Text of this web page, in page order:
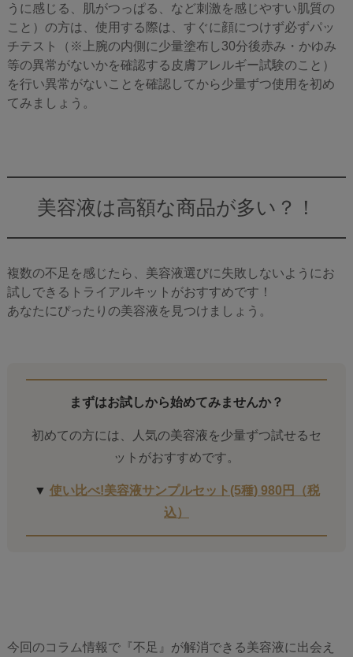
うに感じる、肌がつっぱる、など刺激を感じやすい肌質の
こと）の方は、使用する際は、すぐに顔につけず必ずパッ
チテスト（※上腕の内側に少量塗布し30分後赤み・かゆみ
等の異常がないかを確認する皮膚アレルギー試験のこと）
を行い異常がないことを確認してから少量ずつ使用を初め
てみましょう。
美容液は高額な商品が多い？！
複数の不足を感じたら、美容液選びに失敗しないようにお
試しできるトライアルキットがおすすめです！
あなたにぴったりの美容液を見つけましょう。
まずはお試しから始めてみませんか？
初めての方には、人気の美容液を少量ずつ試せるセ
ットがおすすめです。
▼ 使い比べ!美容液サンプルセット(5種) 980円（税
込）
今回のコラム情報で『不足』が解消できる美容液に出会え